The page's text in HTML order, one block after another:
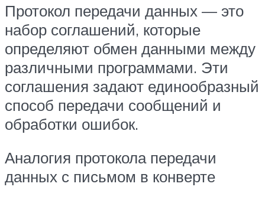
Протокол передачи данных — это
набор соглашений, которые
определяют обмен данными между
различными программами. Эти
соглашения задают единообразный
способ передачи сообщений и
обработки ошибок.
Аналогия протокола передачи
данных с письмом в конверте